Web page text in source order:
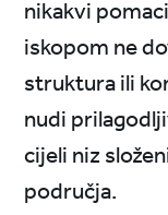
nikakvi
iskopom ne
struktura ili
nudi
cijeli niz
područja.